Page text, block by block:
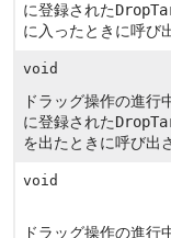
に登録された
に入ったときに呼び
void
ドラッグ操作の進行
に登録された
を出たときに呼び出
void
ドラッグ操作の進行